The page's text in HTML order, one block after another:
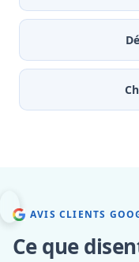
AVIS CLIENTS
Ce que